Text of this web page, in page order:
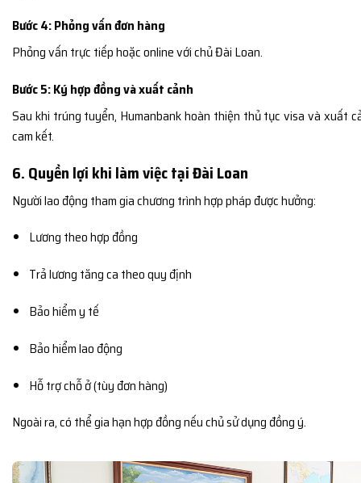
Bước 4: Phỏng vấn đơn hàng
Phỏng vấn trực tiếp hoặc online với chủ Đài Loan.
Bước 5: Ký hợp đồng và xuất cảnh
Sau khi trúng tuyển, Humanbank hoàn thiện thủ tục visa và xuất
cam kết.
6. Quyền lợi khi làm việc tại Đài Loan
Người lao động tham gia chương trình hợp pháp được hưởng:
Lương theo hợp đồng
Trả lương tăng ca theo quy định
Bảo hiểm y tế
Bảo hiểm lao động
Hỗ trợ chỗ ở (tùy đơn hàng)
Ngoài ra, có thể gia hạn hợp đồng nếu chủ sử dụng đồng ý.